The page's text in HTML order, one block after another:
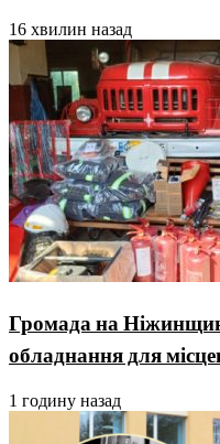
16 хвилин назад
Громада на
обладнання для
1 годину назад